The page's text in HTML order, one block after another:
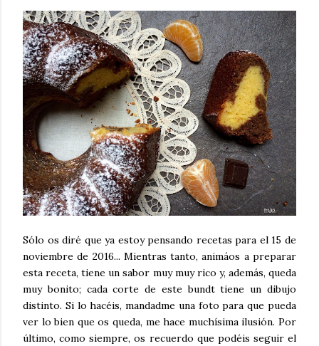
Sólo os diré que ya estoy pensando recetas para el 15 de
noviembre de 2016... Mientras tanto, animáos a preparar
esta receta, tiene un sabor muy muy rico y, además, queda
muy bonito; cada corte de este bundt tiene un dibujo
distinto. Si lo hacéis, mandadme una foto para que pueda
ver lo bien que os queda, me hace muchísima ilusión. Por
último, como siempre, os recuerdo que podéis seguir el